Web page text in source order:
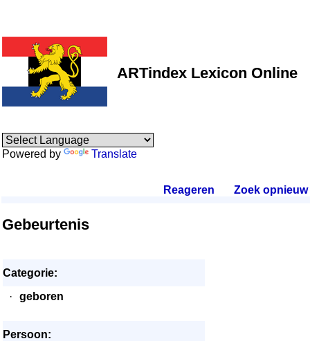
ARTindex Lexicon Online
Powered by Translate
Reageren Zoek opnieuw.
Gebeurtenis
Categorie:
·
geboren
Persoon: